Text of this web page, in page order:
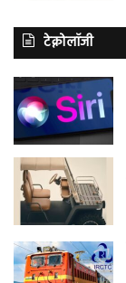
टेक्नोलॉजी